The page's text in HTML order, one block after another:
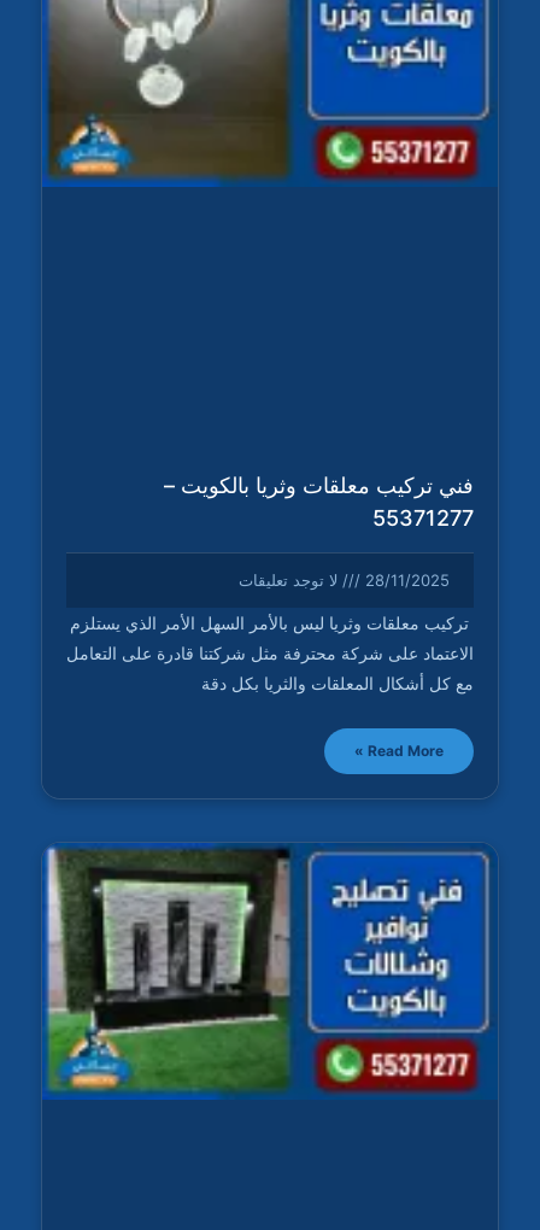
فني تركيب معلقات وثريا بالكويت –
55371277
28/11/2025 لا توجد تعليقات
تركيب معلقات وثريا ليس بالأمر السهل الأمر الذي يستلزم
الاعتماد على شركة محترفة مثل شركتنا قادرة على التعامل
مع كل أشكال المعلقات والثريا بكل دقة
Read More »